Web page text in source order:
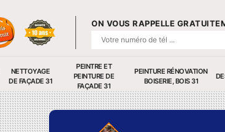
ON VOUS RAPPELLE
NETTOYAGE
DE FAÇADE 31
PEINTRE ET
PEINTURE DE
FAÇADE 31
PEINTURE RÉNOVATION
BOISERIE, BOIS 31